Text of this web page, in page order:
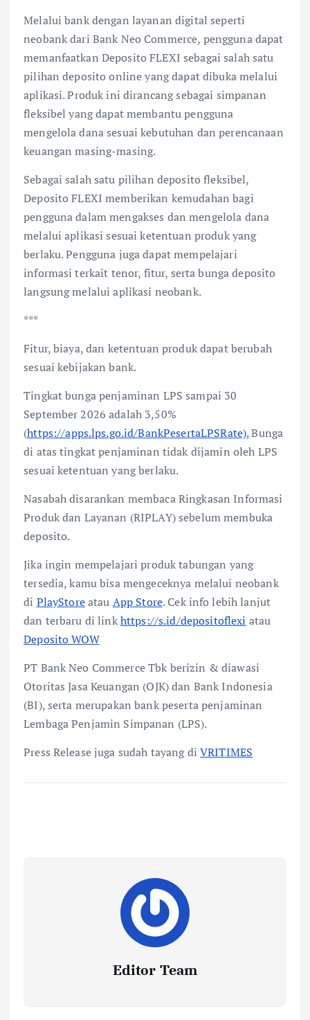
Melalui bank dengan layanan digital seperti
neobank dari Bank Neo Commerce, pengguna dapat
memanfaatkan Deposito FLEXI sebagai salah satu
pilihan deposito online yang dapat dibuka melalui
aplikasi. Produk ini dirancang sebagai simpanan
fleksibel yang dapat membantu pengguna
mengelola dana sesuai kebutuhan dan perencanaan
keuangan masing-masing.
Sebagai salah satu pilihan deposito fleksibel,
Deposito FLEXI memberikan kemudahan bagi
pengguna dalam mengakses dan mengelola dana
melalui aplikasi sesuai ketentuan produk yang
berlaku. Pengguna juga dapat mempelajari
informasi terkait tenor, fitur, serta bunga deposito
langsung melalui aplikasi neobank.
***
Fitur, biaya, dan ketentuan produk dapat berubah
sesuai kebijakan bank.
Tingkat bunga penjaminan LPS sampai 30
September 2026 adalah 3,50%
(https://apps.lps.go.id/BankPesertaLPSRate).Bunga
di atas tingkat penjaminan tidak dijamin oleh LPS
sesuai ketentuan yang berlaku.
Nasabah disarankan membaca Ringkasan Informasi
Produk dan Layanan (RIPLAY) sebelum membuka
deposito.
Jika ingin mempelajari produk tabungan yang
tersedia, kamu bisa mengeceknya melalui neobank
di PlayStoreatau App Store. Cek info lebih lanjut
dan terbaru di linkhttps://s.id/depositoflexi atau
Deposito WOW
PT Bank Neo Commerce Tbk berizin & diawasi
Otoritas Jasa Keuangan (OJK) dan Bank Indonesia
(BI), serta merupakan bank peserta penjaminan
Lembaga Penjamin Simpanan (LPS).⁣
Press Release juga sudah tayang diVRITIMES
Editor Team